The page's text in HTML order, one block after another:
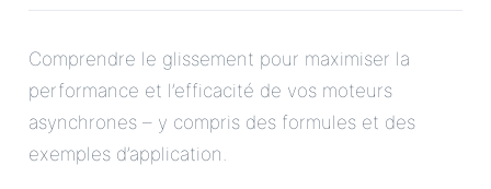
E-Mail
Adresse
Message
Comprendre le glissement pour maximiser la
performance et l’efficacité de vos moteurs
asynchrones – y compris des formules et des
exemples d’application.